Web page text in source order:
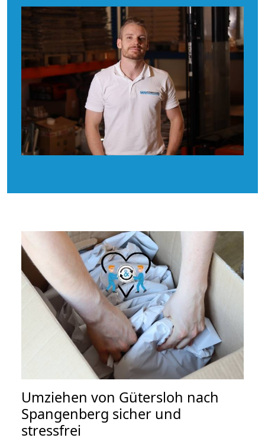
Umziehen von Gütersloh nach
Spangenberg sicher und
stressfrei